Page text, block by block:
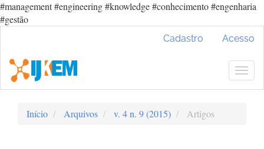
#management #engineering #knowledge #conhecimento #engenharia
#gestão
Conteúdo
principal
Barra
Cadastro Acesso
Início Arquivos v. 4 n. 9 (2015) Artigos